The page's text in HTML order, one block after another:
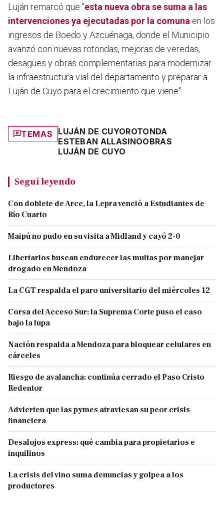
Luján remarcó que "esta nueva obra se suma a las
intervenciones ya ejecutadas por la comuna en los
ingresos de Boedo y Azcuénaga, donde el Municipio
avanzó con nuevas rotondas, mejoras de veredas,
desagües y obras complementarias para modernizar
la infraestructura vial del departamento y preparar a
Luján de Cuyo para el crecimiento que viene".
TEMAS LUJÁN DE CUYOROTONDA
ESTEBAN ALLASINOOBRAS
LUJÁN DE CUYO
Seguí leyendo
Con doblete de Arce, la Lepra venció a Estudiantes de
Río Cuarto
Maipú no pudo en su visita a Midland y cayó 2-0
Libertarios buscan endurecer las multas por manejar
drogado en Mendoza
La CGT respalda el paro universitario del miércoles 12
Corsa del Acceso Sur: la Suprema Corte puso el caso
bajo la lupa
Nación respalda a Mendoza para bloquear celulares en
cárceles
Riesgo de avalancha: continúa cerrado el Paso Cristo
Redentor
Advierten que las pymes atraviesan su peor crisis
financiera
Desalojos express: qué cambia para propietarios e
inquilinos
La crisis del vino suma denuncias y golpea a los
productores